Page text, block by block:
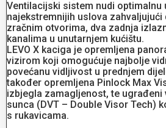
Ventilacijski sistem nudi optimalnu
najekstremnijih uslova zahvaljujući
zračnim otvorima, dva zadnja
kanalima u unutarnjem kućištu.
LEVO X kaciga je opremljena
vizirom koji omogućuje najbolje
povećanu vidljivost u prednjem
također opremljena Pinlock Max
izbjegla zamagljenost, te ugrađeni
sunca (DVT – Double Visor Tech)
s rukavicama.